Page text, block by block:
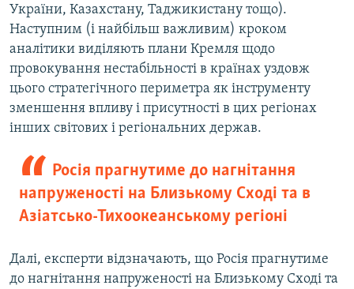
України, Казахстану, Таджикистану тощо).
Наступним (і найбільш важливим) кроком
аналітики виділяють плани Кремля щодо
провокування нестабільності в країнах уздовж
цього стратегічного периметра як інструменту
зменшення впливу і присутності в цих регіонах
інших світових і регіональних держав.
Росія прагнутиме до нагнітання
напруженості на Близькому Сході та в
Азіатсько-Тихоокеанському регіоні
Далі, експерти відзначають, що Росія прагнутиме
до нагнітання напруженості на Близькому Сході та